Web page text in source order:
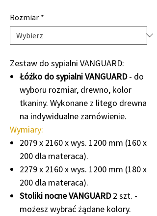
Rozmiar *
Zestaw do sypialni VANGUARD:
Łóżko do sypialni VANGUARD- do
wyboru rozmiar, drewno, kolor
tkaniny. Wykonane z litego drewna
na indywidualne zamówienie.
Wymiary:
2079 x 2160 x wys. 1200 mm (160 x
200 dla materaca).
2279 x 2160 x wys. 1200 mm (180 x
200 dla materaca).
Stoliki nocne VANGUARD2 szt. -
możesz wybrać żądane kolory.